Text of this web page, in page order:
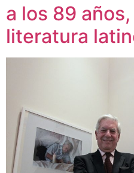
a los 89
literatura